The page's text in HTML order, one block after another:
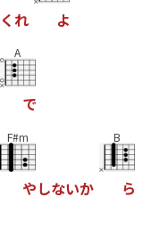
く れ よ
A
で
F#m
やしないか
B
ら